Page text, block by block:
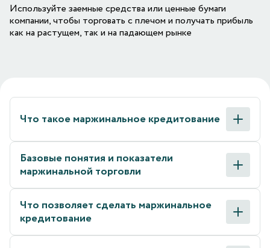
Используйте заемные средства или ценные бумаги
компании, чтобы торговать с плечом и получать прибыль
как на растущем, так и на падающем рынке
Что такое маржинальное кредитование
Базовые понятия и показатели
маржинальной торговли
Что позволяет сделать маржинальное
кредитование